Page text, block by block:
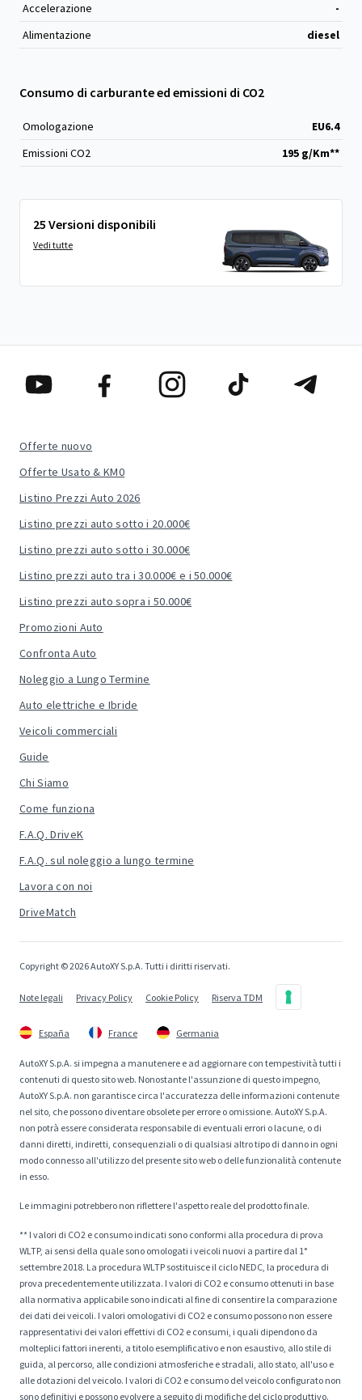
Accelerazione
-
Alimentazione
diesel
Consumo di carburante ed emissioni di CO2
Omologazione
EU6.4
Emissioni CO2 195 g/Km**
25 Versioni disponibili
Vedi tutte
Offerte nuovo
Offerte Usato & KM0
Listino Prezzi Auto 2026
Listino prezzi auto sotto i 20.000€
Listino prezzi auto sotto i 30.000€
Listino prezzi auto tra i 30.000€ e i 50.000€
Listino prezzi auto sopra i 50.000€
Promozioni Auto
Confronta Auto
Noleggio a Lungo Termine
Auto elettriche e Ibride
Veicoli commerciali
Guide
Chi Siamo
Come funziona
F.A.Q. DriveK
F.A.Q. sul noleggio a lungo termine
Lavora con noi
DriveMatch
Copyright © 2026 AutoXY S.p.A. Tutti i diritti riservati.
Note legali Privacy Policy Cookie Policy Riserva TDM
España France Germania
AutoXY S.p.A. si impegna a manutenere e ad aggiornare con tempestività tutti i
contenuti di questo sito web. Nonostante l'assunzione di questo impegno,
AutoXY S.p.A. non garantisce circa l'accuratezza delle informazioni contenute
nel sito, che possono diventare obsolete per errore o omissione. AutoXY S.p.A.
non potrà essere considerata responsabile di eventuali errori o lacune, o di
danni diretti, indiretti, consequenziali o di qualsiasi altro tipo di danno in ogni
modo connesso all'utilizzo del presente sito web o delle funzionalità contenute
in esso.
Le immagini potrebbero non riflettere l'aspetto reale del prodotto finale.
** I valori di CO2 e consumo indicati sono conformi alla procedura di prova
WLTP, ai sensi della quale sono omologati i veicoli nuovi a partire dal 1°
settembre 2018. La procedura WLTP sostituisce il ciclo NEDC, la procedura di
prova precedentemente utilizzata. I valori di CO2 e consumo ottenuti in base
alla normativa applicabile sono indicati al fine di consentire la comparazione
dei dati dei veicoli. I valori omologativi di CO2 e consumo possono non essere
rappresentativi dei valori effettivi di CO2 e consumi, i quali dipendono da
molteplici fattori inerenti, a titolo esemplificativo e non esaustivo, allo stile di
guida, al percorso, alle condizioni atmosferiche e stradali, allo stato, all'uso e
alle dotazioni del veicolo. I valori di CO2 e consumo del veicolo configurato non
sono definitivi e possono evolvere a seguito di modifiche del ciclo produttivo.